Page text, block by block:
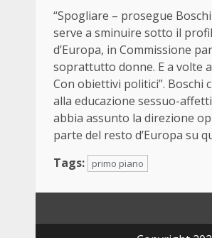
“Spogliare – prosegue
serve a sminuire sotto il
d’Europa, in Commissione
soprattutto donne. E a volte
Con obiettivi politici”. Boschi
alla educazione sessuo-
abbia assunto la direzione
parte del resto d’Europa su
Tags:
primo piano